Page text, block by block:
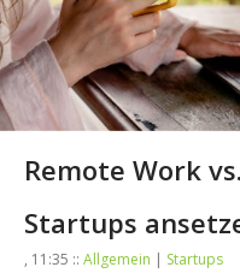
Remote Work
Startups
, 11:35 :: Allgemein | Startups